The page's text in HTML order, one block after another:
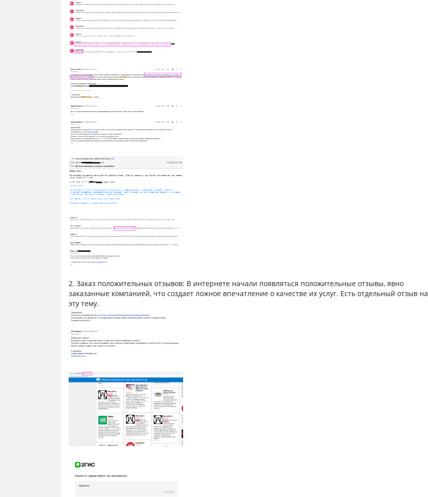
2. Заказ положительных отзывов: В интернете начали появляться положительные отзывы, явно
заказанные компанией, что создает ложное впечатление о качестве их услуг. Есть отдельный отзыв на
эту тему.